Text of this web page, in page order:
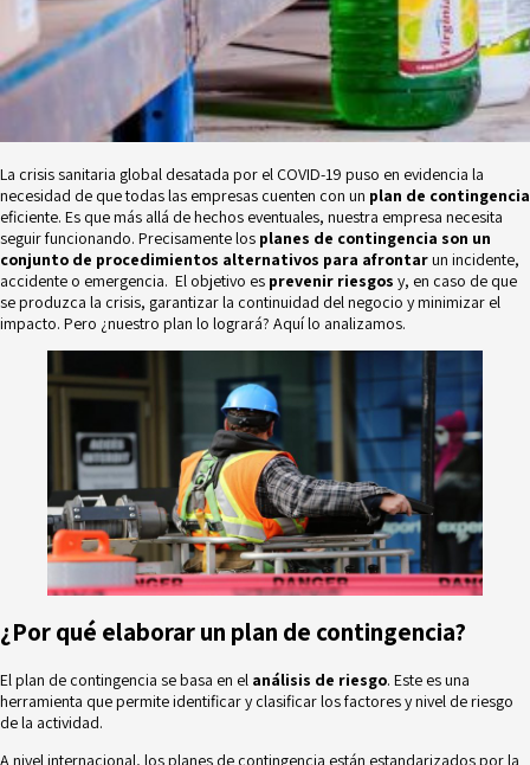
La crisis sanitaria global desatada por el COVID-19 puso en evidencia la
necesidad de que todas las empresas cuenten con un plan de contingencia
eficiente. Es que más allá de hechos eventuales, nuestra empresa necesita
seguir funcionando. Precisamente los planes de contingencia son un
conjunto de procedimientos alternativos para afrontarun incidente,
accidente o emergencia. El objetivo es prevenir riesgos y, en caso de que
se produzca la crisis, garantizar la continuidad del negocio y minimizar el
impacto. Pero ¿nuestro plan lo logrará? Aquí lo analizamos.
¿Por qué elaborar un plan de contingencia?
El plan de contingencia se basa en el análisis de riesgo. Este es una
herramienta que permite identificar y clasificar los factores y nivel de riesgo
de la actividad.
A nivel internacional, los planes de contingencia están estandarizados por la